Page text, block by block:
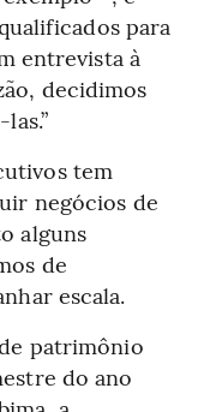
para
entrevista à
decidimos
tem
negócios de
alguns
de
escala.
patrimônio
do ano